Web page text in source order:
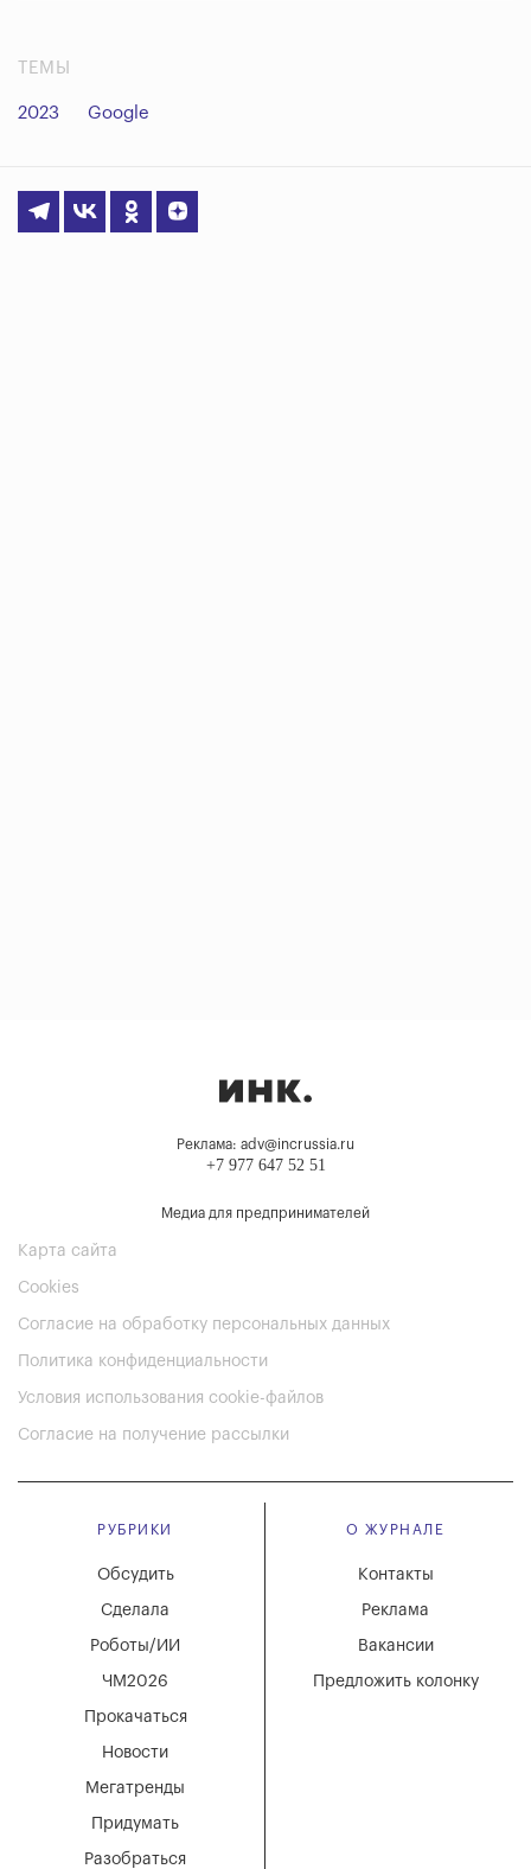
ТЕМЫ
2023 Google
Реклама: adv@incrussia.ru
+7 977 647 52 51
Медиа для предпринимателей
Карта сайта
Cookies
Согласие на обработку персональных данных
Политика конфиденциальности
Условия использования cookie-файлов
Согласие на получение рассылки
РУБРИКИ
Мегатренды
Придумать
Разобраться
Новости
Обсудить
Сделала
Роботы/ИИ
ЧМ2026
Прокачаться
О ЖУРНАЛЕ
Вакансии
Реклама
Контакты
Предложить колонку